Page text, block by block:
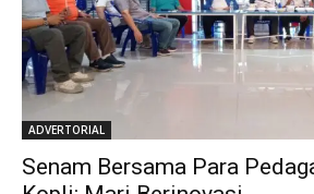
ADVERTORIAL
Senam Bersama Para